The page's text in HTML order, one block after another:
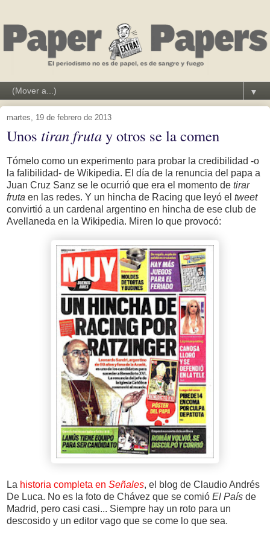
▼
martes, 19 de febrero de 2013
Unos tiran frutay otros se la comen
Tómelo como un experimento para probar la credibilidad -o
la falibilidad- de Wikipedia. El día de la renuncia del papa a
Juan Cruz Sanz se le ocurrió que era el momento de tirar
fruta en las redes. Y un hincha de Racing que leyó el tweet
convirtió a un cardenal argentino en hincha de ese club de
Avellaneda en la Wikipedia. Miren lo que provocó:
La historia completa en Señales, el blog de Claudio Andrés
De Luca. No es la foto de Chávez que se comió El País de
Madrid, pero casi casi... Siempre hay un roto para un
descosido y un editor vago que se come lo que sea.